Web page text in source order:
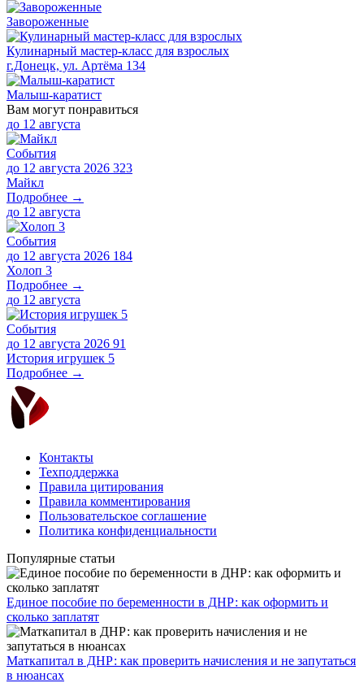
Завороженные
Кулинарный мастер-класс для взрослых
г.Донецк, ул. Артёма 134
Малыш-каратист
Вам могут понравиться
до 12 августа
События
до 12 августа 2026 323
Майкл
Подробнее →
до 12 августа
События
до 12 августа 2026 184
Холоп 3
Подробнее →
до 12 августа
События
до 12 августа 2026 91
История игрушек 5
Подробнее →
Контакты
Техподдержка
Правила цитирования
Правила комментирования
Пользовательское соглашение
Политика конфиденциальности
Популярные статьи
Единое пособие по беременности в ДНР: как оформить и
сколько заплатят
​Маткапитал в ДНР: как проверить начисления и не запутаться
в нюансах